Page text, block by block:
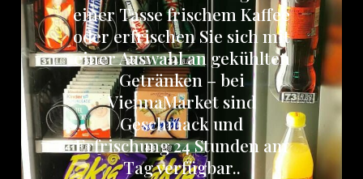
einer Tasse frischem Kaffee
oder erfrischen Sie sich mit
einer Auswahl an gekühlten
Getränken – bei
ViennaMarket sind
Geschmack und
Erfrischung 24 Stunden am
Tag verfügbar..